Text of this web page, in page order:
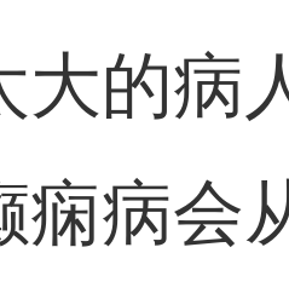
大的病
病会